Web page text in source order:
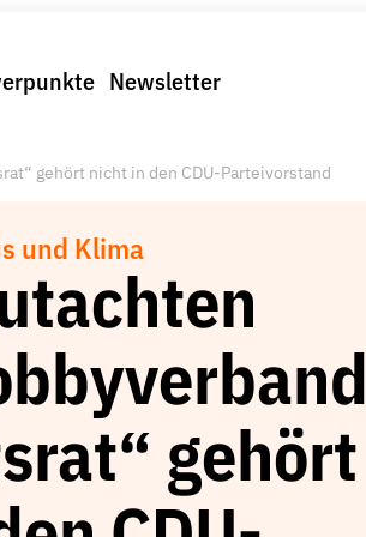
Newsletter
gehört nicht in den CDU-Parteivorstand
und Klima
gehört